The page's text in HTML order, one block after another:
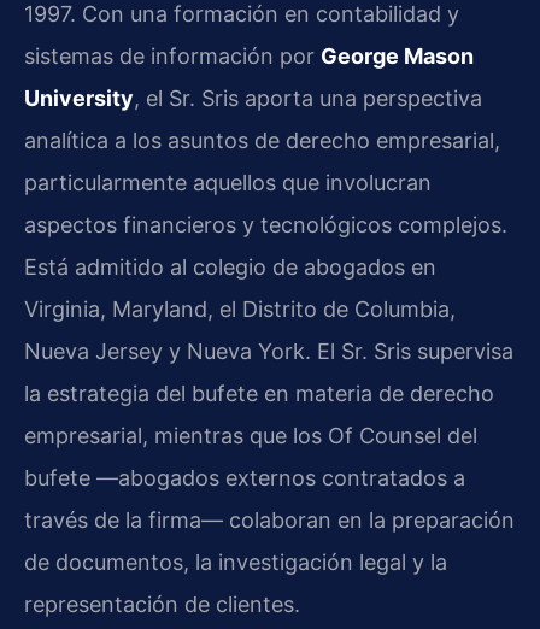
1997. Con una formación en contabilidad y
sistemas de información por George Mason
University, el Sr. Sris aporta una perspectiva
analítica a los asuntos de derecho empresarial,
particularmente aquellos que involucran
aspectos financieros y tecnológicos complejos.
Está admitido al colegio de abogados en
Virginia, Maryland, el Distrito de Columbia,
Nueva Jersey y Nueva York. El Sr. Sris supervisa
la estrategia del bufete en materia de derecho
empresarial, mientras que los Of Counsel del
bufete —abogados externos contratados a
través de la firma— colaboran en la preparación
de documentos, la investigación legal y la
representación de clientes.